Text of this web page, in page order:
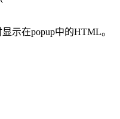
示在popup中的HTML。